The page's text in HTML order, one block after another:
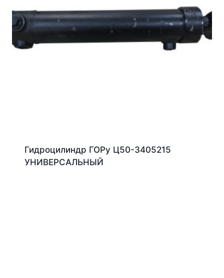
Гидроцилиндр ГОРу Ц50-3405215
УНИВЕРСАЛЬНЫЙ